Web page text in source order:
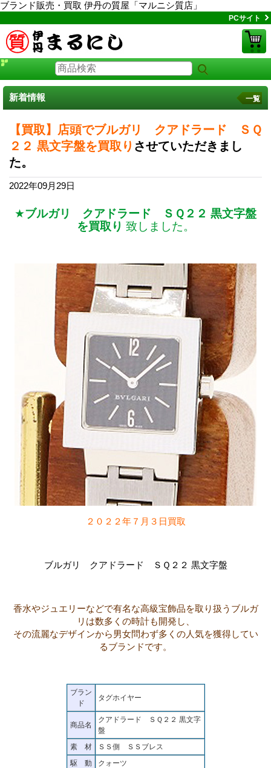
ブランド販売・買取 伊丹の質屋「マルニシ質店」
PCサイト
新着情報 一覧
【買取】店頭でブルガリ クアドラード ＳＱ
２２ 黒文字盤を買取り させていただきまし
た。
2022年09月29日
★ブルガリ クアドラード ＳＱ２２ 黒文字盤
を買取り 致しました。
２０２２年７月３日買取
ブルガリ クアドラード ＳＱ２２ 黒文字盤
香水やジュエリーなどで有名な高級宝飾品を取り扱うブルガ
リは数多くの時計も開発し、
その流麗なデザインから男女問わず多くの人気を獲得してい
るブランドです。
ブラン
ド
タグホイヤー
商品名
クアドラード ＳＱ２２ 黒文字
盤
素 材
ＳＳ側 ＳＳブレス
駆 動
クォーツ